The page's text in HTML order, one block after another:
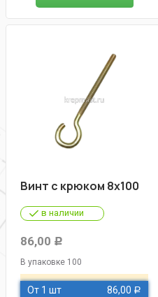
Винт с крюком 8х100
в наличии
86,00 Р
В упаковке 100
От 1 шт 86,00 Р